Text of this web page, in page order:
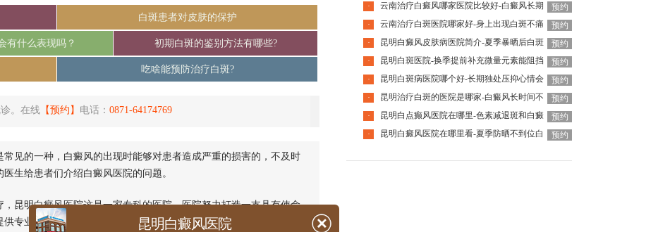
白斑患者对皮肤的保护
有什么表现吗？ 初期白斑的鉴别方法有哪些?
吃啥能预防治疗白斑?
。在线 【预约】 电话： 0871-64174769
的一种，白癜风的出现时能够对患者造成严重的损害的，不及时
医生给患者们介绍白癜风医院的问题。
明白癜风医院这是一家专科的医院，医院努力打造一支具有使命
专业、个性化的治疗方案，而且医院还有着一支从事多年皮肤科临
· 云南治疗白癜风哪家医院比较好-白癜风长期
预约
·
云南治疗白斑医院哪家好-身上出现白斑不痛
预约
·
昆明白癜风皮肤病医院简介-夏季暴晒后白斑
预约
·
昆明白斑医院-换季提前补充微量元素能阻挡
预约
·
昆明白斑病医院哪个好-长期独处压抑心情会
预约
·
昆明治疗白斑的医院是哪家-白癜风长时间不
预约
·
昆明白点癫风医院在哪里-色素减退斑和白癜
预约
·
昆明白癜风医院在哪里看-夏季防晒不到位白 预约
昆明白癜风医院